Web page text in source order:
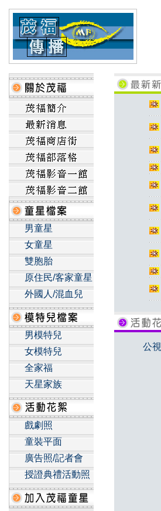
男童星
女童星
雙胞胎
原住民/客家童星
外國人/混血兒
男模特兒
女模特兒
全家福
天星家族
戲劇照
童裝平面
廣告照/記者會
授證典禮活動照
公視